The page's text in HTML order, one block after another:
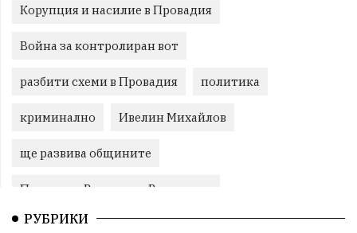
Корупция и насилие в Провадия
Война за контролиран вот
разбити схеми в Провадия политика
криминално Ивелин Михайлов
ще развива общините
Провадия, Ветрино и Вълчи дол
Метеоролигична обстановка
РУБРИКИ